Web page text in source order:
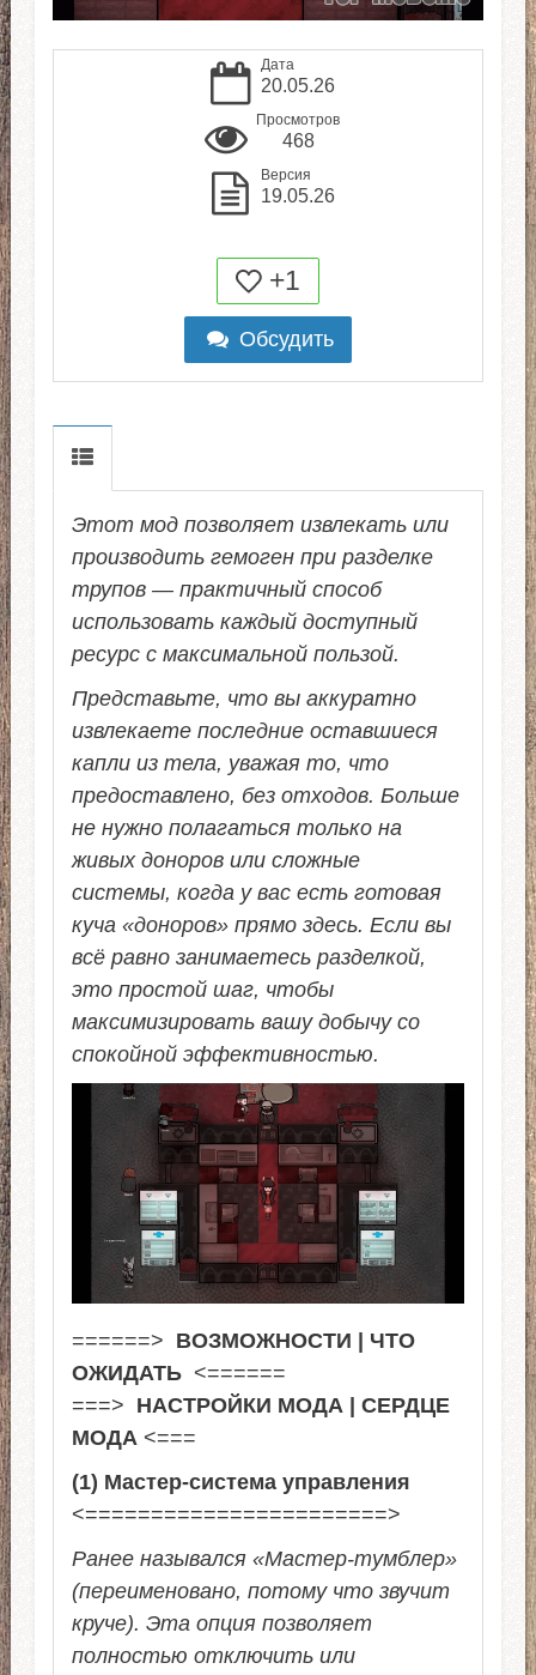
Дата
20.05.26
Просмотров
468
Версия
19.05.26
+1
Обсудить
Этот мод позволяет извлекать или
производить гемоген при разделке
трупов — практичный способ
использовать каждый доступный
ресурс с максимальной пользой.
Представьте, что вы аккуратно
извлекаете последние оставшиеся
капли из тела, уважая то, что
предоставлено, без отходов. Больше
не нужно полагаться только на
живых доноров или сложные
системы, когда у вас есть готовая
куча «доноров» прямо здесь. Если вы
всё равно занимаетесь разделкой,
это простой шаг, чтобы
максимизировать вашу добычу со
спокойной эффективностью.
======> ВОЗМОЖНОСТИ | ЧТО
ОЖИДАТЬ<======
===> НАСТРОЙКИ МОДА | СЕРДЦЕ
МОДА<===
(1) Мастер-система управления
<=======================>
Ранее назывался «Мастер-тумблер»
(переименовано, потому что звучит
круче). Эта опция позволяет
полностью отключить или